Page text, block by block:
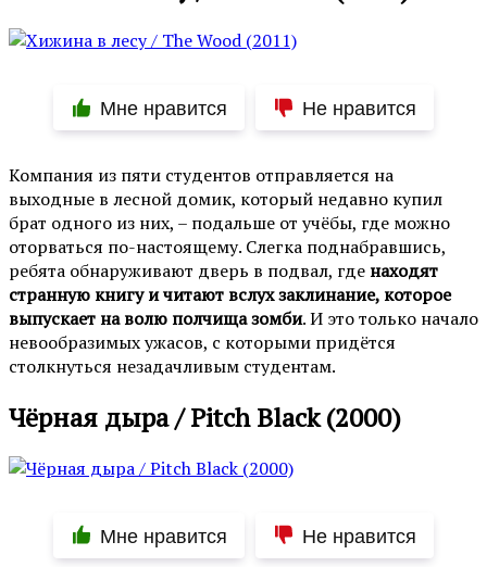
Мне нравится Не нравится
Компания из пяти студентов отправляется на
выходные в лесной домик, который недавно купил
брат одного из них, – подальше от учёбы, где можно
оторваться по-настоящему. Слегка поднабравшись,
ребята обнаруживают дверь в подвал, где находят
странную книгу и читают вслух заклинание, которое
выпускает на волю полчища зомби. И это только начало
невообразимых ужасов, с которыми придётся
столкнуться незадачливым студентам.
Чёрная дыра / Pitch Black (2000)
Мне нравится Не нравится